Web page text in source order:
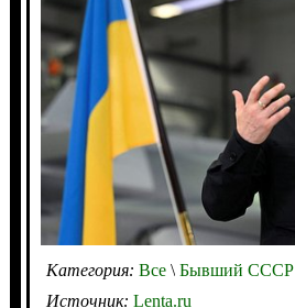
Категория: Все\Бывший СССР
Источник: Lenta.ru